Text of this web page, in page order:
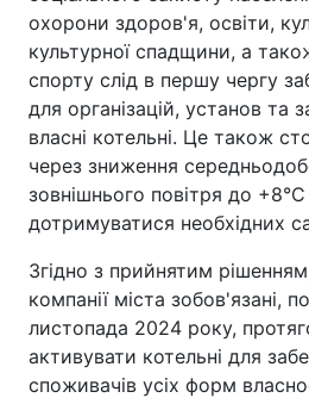
охорони здоров'я, освіти,
культурної спадщини, а
спорту слід в першу чергу
для організацій, установ та
власні котельні. Це також
через зниження
зовнішнього повітря до
дотримуватися необхідних
Згідно з прийнятим
компанії міста зобов'язані,
листопада 2024 року,
активувати котельні для
споживачів усіх форм